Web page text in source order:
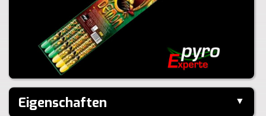
Eigenschaften ▼